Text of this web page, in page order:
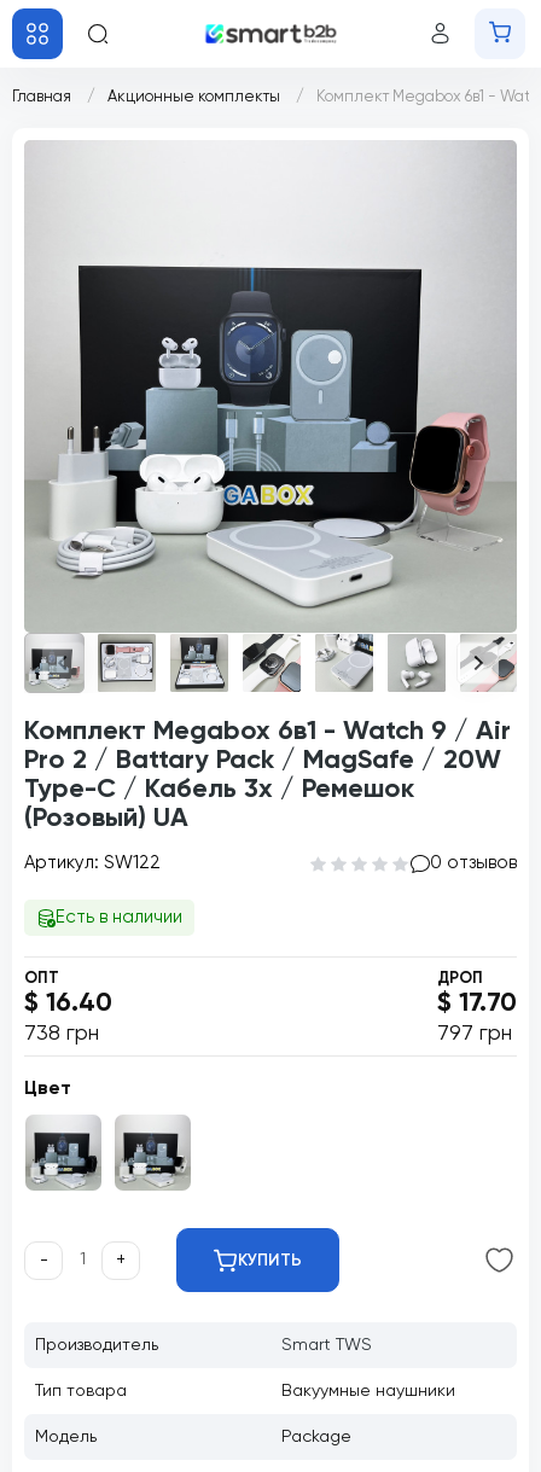
Главная Акционные комплекты Комплект Megabox 6в1 -
Комплект Megabox 6в1 - Watch 9 / Air
Pro 2 / Battary Pack / MagSafe / 20W
Type-С / Кабель 3х / Ремешок
(Розовый) UA
Артикул: SW122 0 отзывов
Есть в наличии
ОПТ
$ 16.40
738 грн
ДРОП
$ 17.70
797 грн
Цвет
- + КУПИТЬ
Производитель Smart TWS
Тип товара Вакуумные наушники
Модель Package